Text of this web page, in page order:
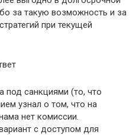
за такую возможность и за
при текущей
под санкциями (то, что
узнал о том, что на
нет комиссии.
с доступом для